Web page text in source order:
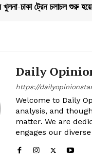
খুলনা-ঢাকা ট্রেন চলাচল শুরু
Daily
https://
Welcome to Daily
analysis, and
matter. We are
engages our